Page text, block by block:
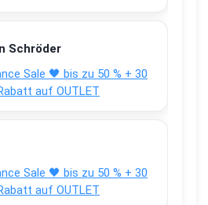
Schröder
Sale 🖤 bis zu 50 % + 30
auf OUTLET
Sale 🖤 bis zu 50 % + 30
auf OUTLET